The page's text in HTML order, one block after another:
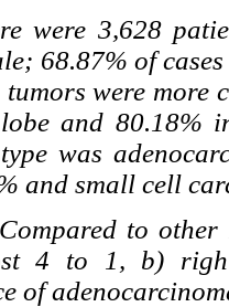
were 3,628
68.87% of
were more
and 80.18%
was
and small cell
Compared to
4 to 1, b)
of